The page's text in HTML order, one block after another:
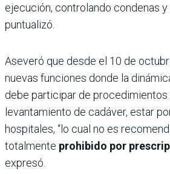
ejecución, controlando condenas y
puntualizó.
Aseveró que desde el 10 de
nuevas funciones donde la
debe participar de
levantamiento de cadáver, estar
hospitales, “lo cual no es
totalmente prohibido por
expresó.